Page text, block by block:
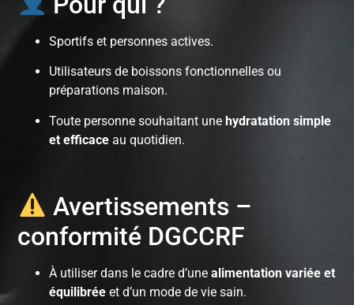
Sportifs et personnes actives.
Utilisateurs de boissons fonctionnelles ou
préparations maison.
Toute personne souhaitant unehydratation simple
et efficace au quotidien.
Avertissements –
conformité DGCCRF
À utiliser dans le cadre d’unealimentation variée et
équilibrée et d’un mode de vie sain.